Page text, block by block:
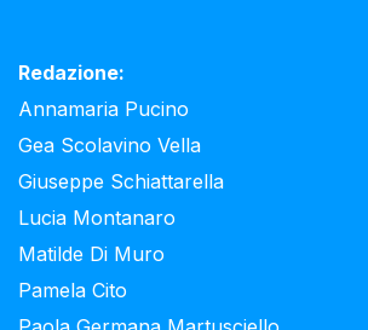
Redazione:
Annamaria Pucino
Gea Scolavino Vella
Giuseppe Schiattarella
Lucia Montanaro
Matilde Di Muro
Pamela Cito